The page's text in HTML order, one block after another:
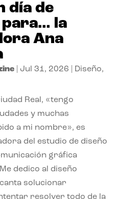
día de
la
Ana
| Jul 31, 2026 Diseño,
Real, «tengo
y muchas
a mi nombre», es
del estudio de diseño
gráfica
dedico al diseño
solucionar
resolver todo de la